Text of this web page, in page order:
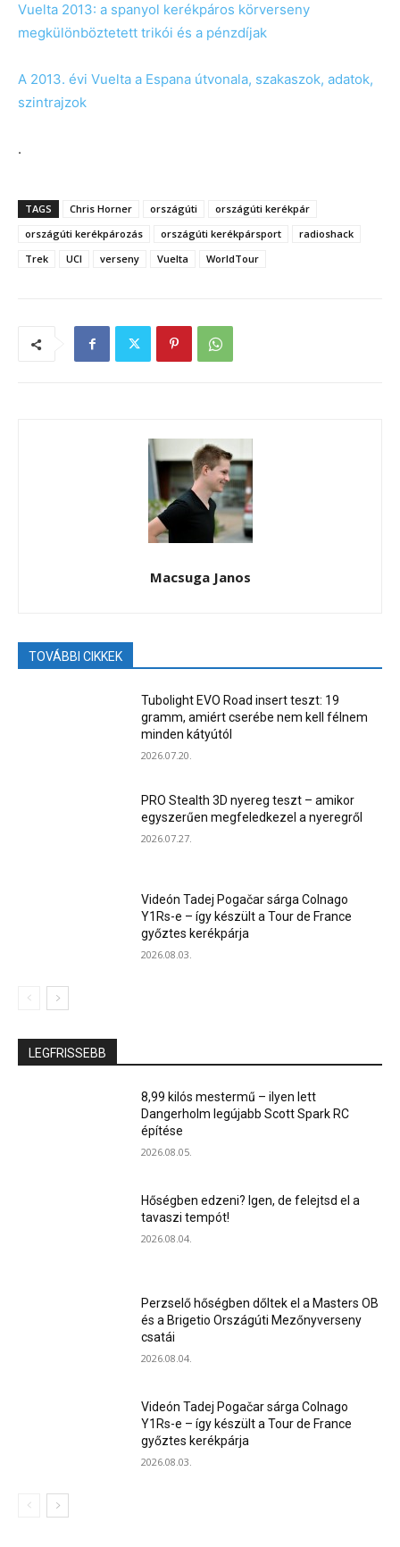
Vuelta 2013: a spanyol kerékpáros körverseny
megkülönböztetett trikói és a pénzdíjak
A 2013. évi Vuelta a Espana útvonala, szakaszok, adatok,
szintrajzok
.
TAGS Chris Horner országúti
országúti kerékpár
országúti kerékpározás
országúti kerékpársport
radioshack
Trek
UCI verseny Vuelta WorldTour
Macsuga Janos
TOVÁBBI CIKKEK
Tubolight EVO Road insert teszt: 19
gramm, amiért cserébe nem kell félnem
minden kátyútól
2026.07.20.
PRO Stealth 3D nyereg teszt – amikor
egyszerűen megfeledkezel a nyeregről
2026.07.27.
Videón Tadej Pogačar sárga Colnago
Y1Rs-e – így készült a Tour de France
győztes kerékpárja
2026.08.03.
LEGFRISSEBB
8,99 kilós mestermű – ilyen lett
Dangerholm legújabb Scott Spark RC
építése
2026.08.05.
Hőségben edzeni? Igen, de felejtsd el a
tavaszi tempót!
2026.08.04.
Perzselő hőségben dőltek el a Masters OB
és a Brigetio Országúti Mezőnyverseny
csatái
2026.08.04.
Videón Tadej Pogačar sárga Colnago
Y1Rs-e – így készült a Tour de France
győztes kerékpárja
2026.08.03.